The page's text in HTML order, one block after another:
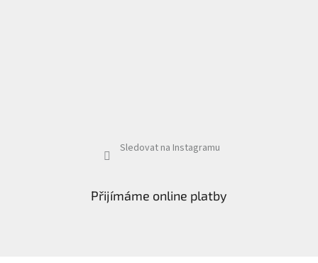
Sledovat na Instagramu
Přijímáme online platby